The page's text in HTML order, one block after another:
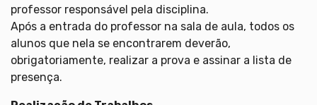
professor responsável pela disciplina.
Após a entrada do professor na sala de aula, todos os
alunos que nela se encontrarem deverão,
obrigatoriamente, realizar a prova e assinar a lista de
presença.